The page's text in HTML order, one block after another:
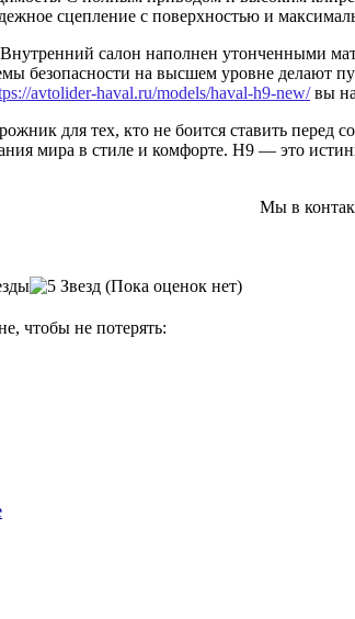
сцепление с поверхностью и
салон наполнен утонченными
безопасности на высшем уровне
avtolider-haval.ru/models/haval-h9-new/вы
для тех, кто не боится ставить перед
мира в стиле и комфорте. H9 — это
Мы в
(Пока оценок нет)
чтобы не потерять: